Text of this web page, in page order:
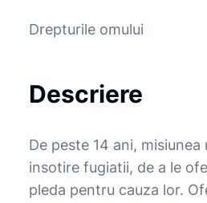
Drepturile omului
Descriere
De peste 14 ani,
insotire fugiatii, de a le
pleda pentru cauza lor.